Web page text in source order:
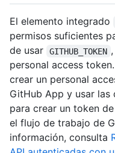
El elemento integrado
permisos suficientes
de usar
GITHUB_TOKEN
personal access
crear un personal
GitHub App y usar las
para crear un token
el flujo de trabajo de
información, consulta